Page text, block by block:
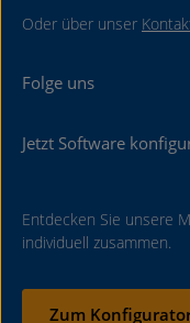
Oder über unser
Folge uns
Jetzt Software
Entdecken Sie unsere
individuell zusammen.
Zum